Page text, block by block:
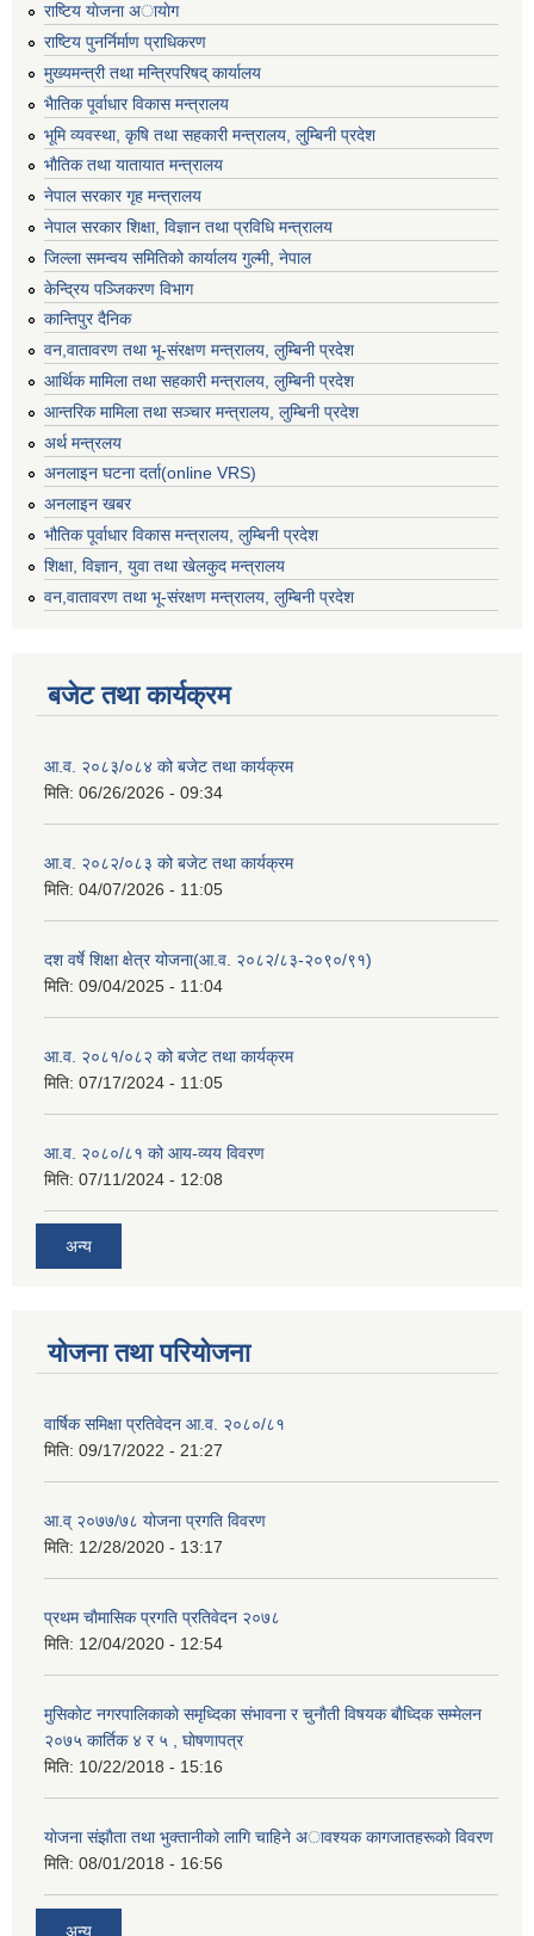
राष्टिय याेजना अायाेग
राष्टिय पुनर्निर्माण प्राधिकरण
मुख्यमन्त्री तथा मन्त्रिपरिषद् कार्यालय
भैातिक पूर्वाधार विकास मन्त्रालय
भूमि व्यवस्था, कृषि तथा सहकारी मन्त्रालय, लु्म्बिनी प्रदेश
भाैतिक तथा यातायात मन्त्रालय
नेपाल सरकार गृह मन्त्रालय
नेपाल सरकार शिक्षा, विज्ञान तथा प्रविधि मन्त्रालय
जिल्ला समन्वय समितिको कार्यालय गुल्मी, नेपाल
केन्द्रिय पञ्जिकरण विभाग
कान्तिपुर दैनिक
वन,वातावरण तथा भू-संरक्षण मन्त्रालय, लुम्बिनी प्रदेश
आर्थिक मामिला तथा सहकारी मन्त्रालय, लुम्बिनी प्रदेश
आन्तरिक मामिला तथा सञ्चार मन्त्रालय, लुम्बिनी प्रदेश
अर्थ मन्त्रलय
अनलाइन घटना दर्ता(online VRS)
अनलाइन खबर
भौतिक पूर्वाधार विकास मन्त्रालय, लुम्बिनी प्रदेश
शिक्षा, विज्ञान, युवा तथा खेलकुद मन्‍‍त्रालय
वन,वातावरण तथा भू-संरक्षण मन्त्रालय, लुम्बिनी प्रदेश
बजेट तथा कार्यक्रम
आ.व. २०८३/०८४ को बजेट तथा कार्यक्रम
मिति: 06/26/2026 - 09:34
आ.व. २०८२/०८३ को बजेट तथा कार्यक्रम
मिति: 04/07/2026 - 11:05
दश वर्षे शिक्षा क्षेत्र योजना(आ.व. २०८२/८३-२०९०/९१)
मिति: 09/04/2025 - 11:04
आ.व. २०८१/०८२ को बजेट तथा कार्यक्रम
मिति: 07/17/2024 - 11:05
आ.व. २०८०/८१ को आय-व्यय विवरण
मिति: 07/11/2024 - 12:08
अन्य
योजना तथा परियोजना
वार्षिक समिक्षा प्रतिवेदन आ.व. २०८०/८१
मिति: 09/17/2022 - 21:27
आ.व् २०७७/७८ योजना प्रगति विवरण
मिति: 12/28/2020 - 13:17
प्रथम चाैमासिक प्रगति प्रतिवेदन २०७८
मिति: 12/04/2020 - 12:54
मुसिकाेट नगरपालिकाकाे समृध्दिका संभावना र चुनाैती विषयक बाैध्दिक सम्मेलन
२०७५ कार्तिक ४ र ५ , घाेषणापत्र
मिति: 10/22/2018 - 15:16
याेजना संझाैता तथा भुक्तानीकाे लागि चाहिने अावश्यक कागजातहरूकाे विवरण
मिति: 08/01/2018 - 16:56
अन्य